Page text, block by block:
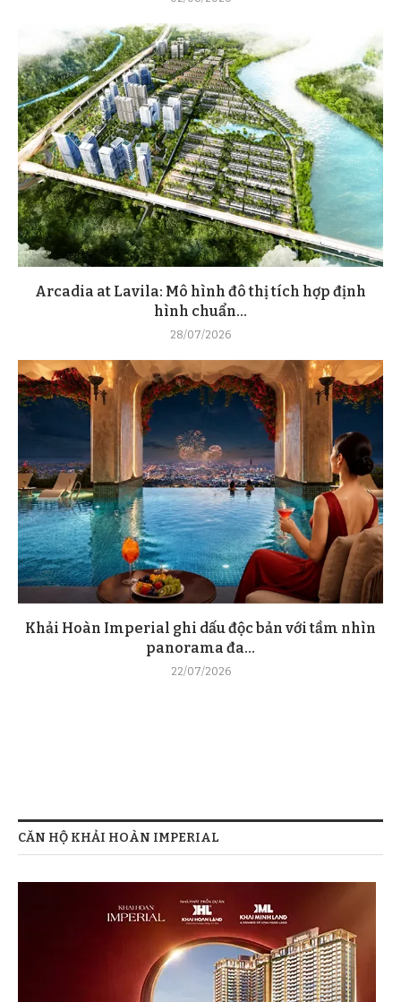
Arcadia at Lavila: Mô hình đô thị tích hợp định
hình chuẩn...
28/07/2026
Khải Hoàn Imperial ghi dấu độc bản với tầm nhìn
panorama đa...
22/07/2026
CĂN HỘ KHẢI HOÀN IMPERIAL